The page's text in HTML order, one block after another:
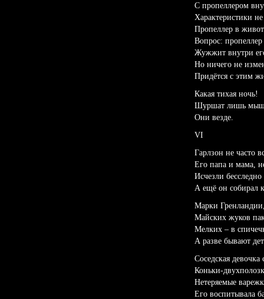
С пропеллером
Характеристики не
Пропеллер в
Вопрос: пропеллер
Жужжит внутри
Но ничего не
Придётся с этим
Какая тихая ночь!
Шуршат лишь
Они везде.
VI
Гарлзон не часто
Его папа и мама,
Исчезли
А ещё он собирал
Марки
Майских жуков
Мелких – в
А разве бывают
Соседская
Коньки-
Нетеряемые
Его воспитывала